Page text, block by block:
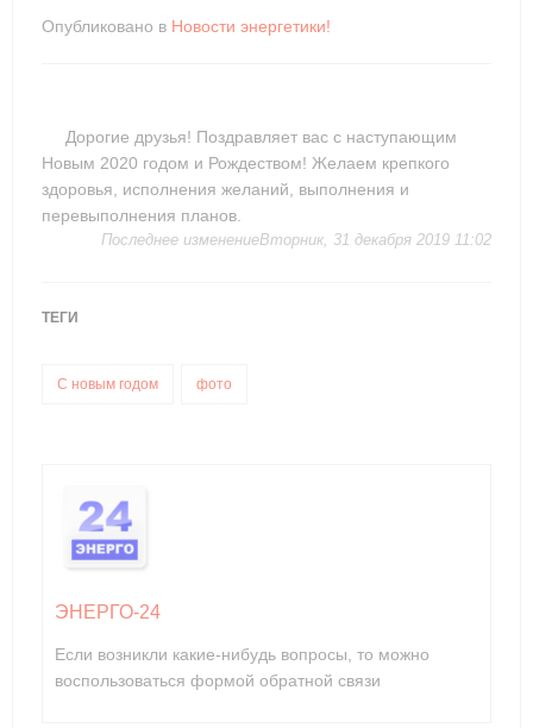
Опубликовано в Новости энергетики!
Дорогие друзья! Поздравляет вас с наступающим
Новым 2020 годом и Рождеством! Желаем крепкого
здоровья, исполнения желаний, выполнения и
перевыполнения планов.
Последнее изменениеВторник, 31 декабря 2019 11:02
ТЕГИ
С новым годом фото
ЭНЕРГО-24
Если возникли какие-нибудь вопросы, то можно
воспользоваться формой обратной связи